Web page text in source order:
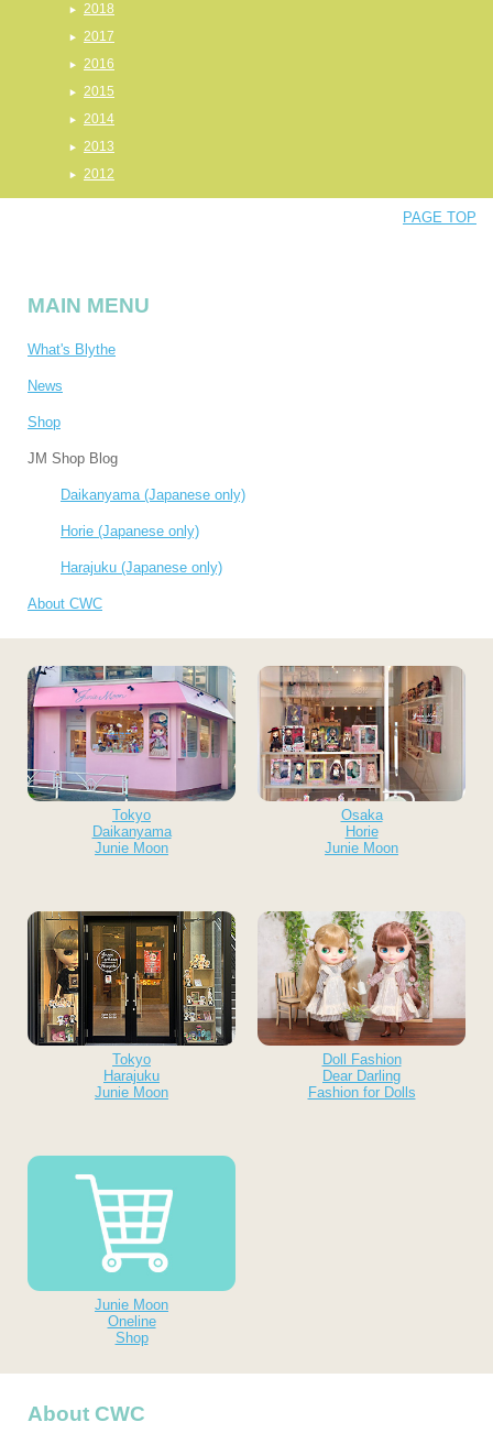
2018
2017
2016
2015
2014
2013
2012
PAGE TOP
MAIN MENU
What's Blythe
News
Shop
JM Shop Blog
Daikanyama (Japanese only)
Horie (Japanese only)
Harajuku (Japanese only)
About CWC
Tokyo
Daikanyama
Junie Moon
Osaka
Horie
Junie Moon
Tokyo
Harajuku
Junie Moon
Doll Fashion
Dear Darling
Fashion for Dolls
Junie Moon
Oneline
Shop
About CWC